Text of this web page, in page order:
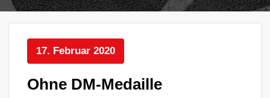
17. Februar 2020
Ohne DM-Medaille